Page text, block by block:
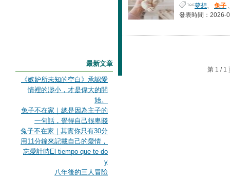
夢想、 兔子
發表時間：2026-
第 1 /
最新文章
《嫉妒所未知的空白》承認愛
情裡的渺小，才是偉大的開
始。
兔子不在家｜總是因為主子的
一句話，覺得自己很卑賤
兔子不在家｜其實你只有30分
用11分鐘來記載自己的愛情，
忘愛計時El tiempo que te do
y
八年後的三人冒險